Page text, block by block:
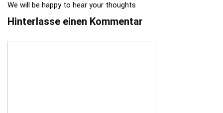
We will be happy to hear your thoughts
Hinterlasse einen Kommentar